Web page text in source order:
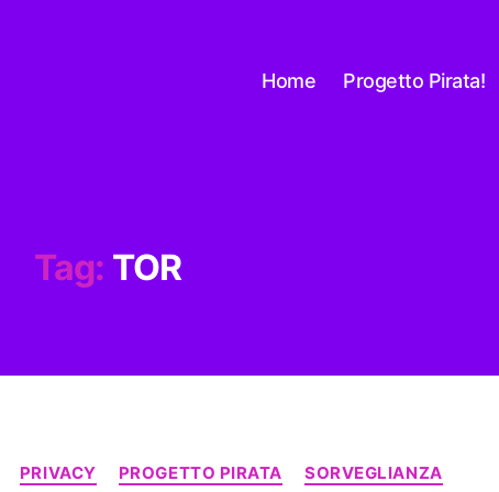
Home Progetto Pirata!
Tag: TOR
Categorie
PRIVACY PROGETTO PIRATA SORVEGLIANZA